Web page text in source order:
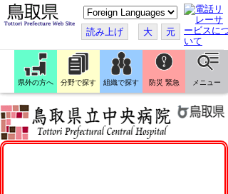
こ
の
ペ
ー
ジ
翻
訳
す
読み上げ 大 元
県外の方へ 分野で探す 組織で探す 防災 緊急 メニュー